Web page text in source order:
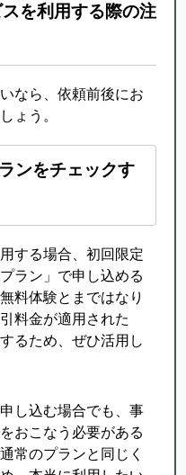
を利用する際の注
なら、依頼前後にお
ょう。
ンをチェックす
する場合、初回限定
ラン」で申し込める
料体験とまではなり
料金が適用された
るため、ぜひ活用し
し込む場合でも、事
おこなう必要がある
常のプランと同じく